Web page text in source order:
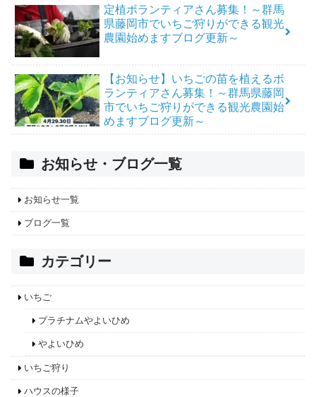
定植ボランティアさん募集！～群馬
県藤岡市でいちご狩りができる観光
農園始めますブログ更新～
【お知らせ】いちごの苗を植えるボ
ランティアさん募集！～群馬県藤岡
市でいちご狩りができる観光農園始
めますブログ更新～
お知らせ・ブログ一覧
お知らせ一覧
ブログ一覧
カテゴリー
いちご
プラチナムやよいひめ
やよいひめ
いちご狩り
ハウスの様子